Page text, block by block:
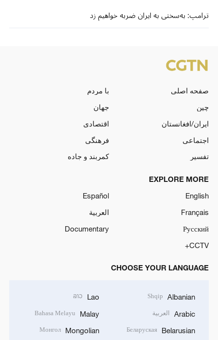
ترامپ: به‌سختی به ایران ضربه خواهیم زد
صفحه اصلی
با مردم
چین
جهان
ایران/افغانستان
اقتصادی
اجتماعی
فرهنگی
تفسیر
کمربند و جاده
EXPLORE MORE
English
Español
Français
العربية
Русский
Documentary
CCTV+
CHOOSE YOUR LANGUAGE
Albanian
Shqip
Arabic العربية
Belarusian
Беларуская
Lao
ລາວ
Malay
Bahasa Melayu
Mongolian
Монгол